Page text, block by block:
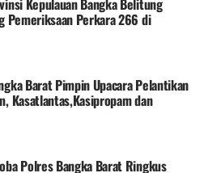
Kepulauan Bangka Belitung
Pemeriksaan Perkara 266 di
Barat Pimpin Upacara Pelantikan
Kasatlantas,Kasipropam dan
Polres Bangka Barat Ringkus